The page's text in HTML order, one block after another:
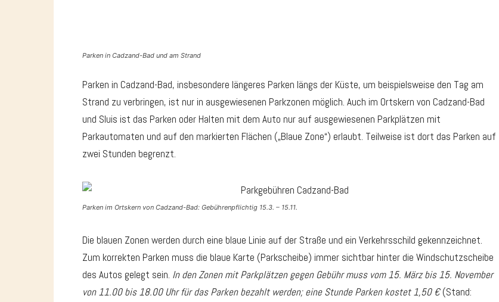
Parken in Cadzand-Bad und am Strand
Parken in Cadzand-Bad, insbesondere längeres Parken längs der Küste, um beispielsweise den Tag am
Strand zu verbringen, ist nur in ausgewiesenen Parkzonen möglich. Auch im Ortskern von Cadzand-Bad
und Sluis ist das Parken oder Halten mit dem Auto nur auf ausgewiesenen Parkplätzen mit
Parkautomaten und auf den markierten Flächen („Blaue Zone“) erlaubt. Teilweise ist dort das Parken auf
zwei Stunden begrenzt.
Parken im Ortskern von Cadzand-Bad: Gebührenpflichtig 15.3. – 15.11.
Die blauen Zonen werden durch eine blaue Linie auf der Straße und ein Verkehrsschild gekennzeichnet.
Zum korrekten Parken muss die blaue Karte (Parkscheibe) immer sichtbar hinter die Windschutzscheibe
des Autos gelegt sein. In den Zonen mit Parkplätzen gegen Gebühr muss vom 15. März bis 15. November
von 11.00 bis 18.00 Uhr für das Parken bezahlt werden; eine Stunde Parken kostet 1,50 €(Stand: